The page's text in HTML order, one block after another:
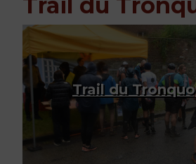
Trail du